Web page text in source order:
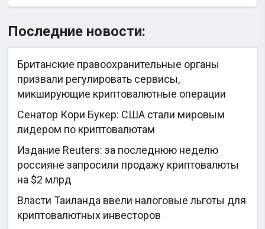
Последние новости:
Британские правоохранительные органы
призвали регулировать сервисы,
микширующие криптовалютные операции
Сенатор Кори Букер: США стали мировым
лидером по криптовалютам
Издание Reuters: за последнюю неделю
россияне запросили продажу криптовалюты
на $2 млрд
Власти Таиланда ввели налоговые льготы для
криптовалютных инвесторов